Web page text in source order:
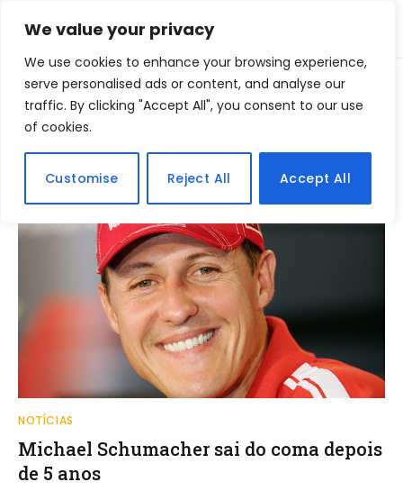
We value your privacy
We use cookies to enhance your browsing experience,
serve personalised ads or content, and analyse our
traffic. By clicking "Accept All", you consent to our use
of cookies.
Customise Reject All Accept All
Home » Posts Tagged "heptacampeao"
BROWSING:
NOTÍCIAS
Michael Schumacher sai do coma depois
de 5 anos